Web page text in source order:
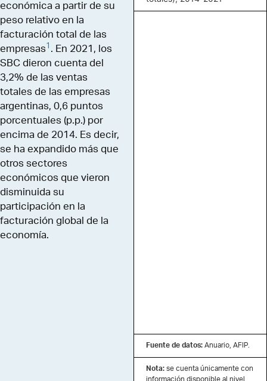
económica a partir de su
peso relativo en la
facturación total de las
empresas1 . En 2021, los
SBC dieron cuenta del
3,2% de las ventas
totales de las empresas
argentinas, 0,6 puntos
porcentuales (p.p.) por
encima de 2014. Es decir,
se ha expandido más que
otros sectores
económicos que vieron
disminuida su
participación en la
facturación global de la
economía.
Fuente de datos: Anuario, AFIP.
Nota: se cuenta únicamente con